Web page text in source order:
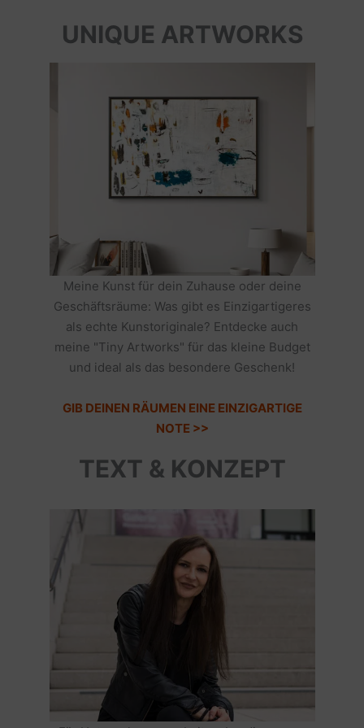
UNIQUE ARTWORKS
Meine Kunst für dein Zuhause oder deine
Geschäftsräume: Was gibt es Einzigartigeres
als echte Kunstoriginale? Entdecke auch
meine "Tiny Artworks" für das kleine Budget
und ideal als das besondere Geschenk!
GIB DEINEN RÄUMEN EINE EINZIGARTIGE
NOTE >>
TEXT & KONZEPT